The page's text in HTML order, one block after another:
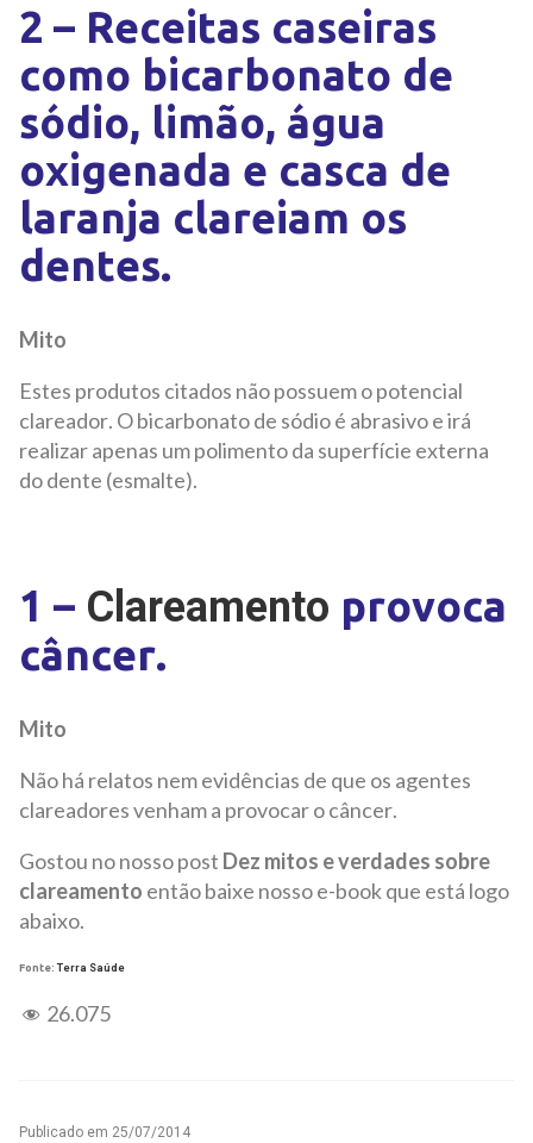
2 – Receitas caseiras
como bicarbonato de
sódio, limão, água
oxigenada e casca de
laranja clareiam os
dentes.
Mito
Estes produtos citados não possuem o potencial
clareador. O bicarbonato de sódio é abrasivo e irá
realizar apenas um polimento da superfície externa
do dente (esmalte).
1 – Clareamento provoca
câncer.
Mito
Não há relatos nem evidências de que os agentes
clareadores venham a provocar o câncer.
Gostou no nosso post Dez mitos e verdades sobre
clareamento então baixe nosso e-book que está logo
abaixo.
Fonte:Terra Saúde
26.075
Publicado em 25/07/2014